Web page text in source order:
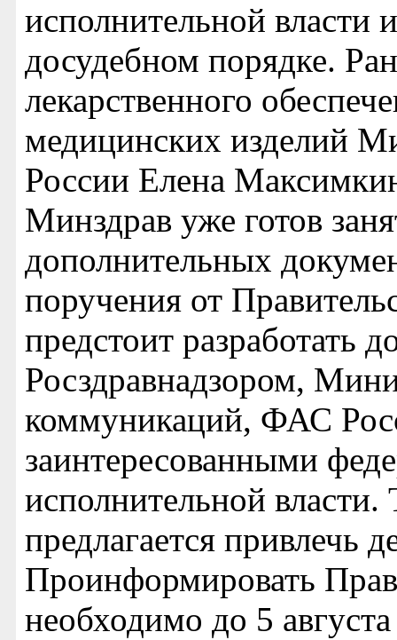
исполнительной власти
досудебном порядке.
лекарственного
медицинских изделий
России Елена
Минздрав уже готов
дополнительных
поручения от
предстоит разработать
Росздравнадзором,
коммуникаций, ФАС
заинтересованными
исполнительной власти.
предлагается привлечь
Проинформировать
необходимо до 5